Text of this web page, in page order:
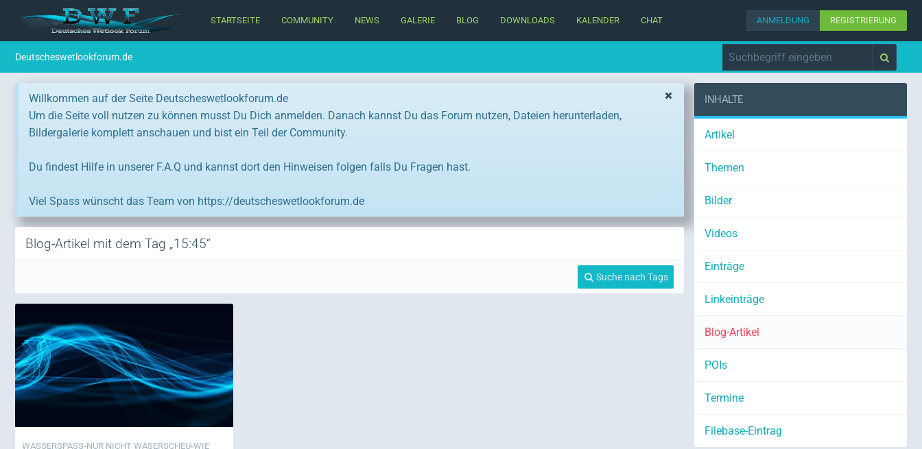
STARTSEITE COMMUNITY NEWS GALERIE BLOG DOWNLOADS KALENDER CHAT ANMELDUNG REGISTRIERUNG
Deutscheswetlookforum.de
Willkommen auf der Seite Deutscheswetlookforum.de
Um die Seite voll nutzen zu können musst Du Dich anmelden. Danach kannst Du das Forum nutzen, Dateien herunterladen,
Bildergalerie komplett anschauen und bist ein Teil der Community.
Du findest Hilfe in unserer F.A.Q und kannst dort den Hinweisen folgen falls Du Fragen hast.
Viel Spass wünscht das Team von https://deutscheswetlookforum.de
Blog-Artikel mit dem Tag „15:45“
Suche nach Tags
WASSERSPASS-NUR NICHT WASERSCHEU-WIE
INHALTE
Artikel
Themen
Bilder
Videos
Einträge
Linkeinträge
Blog-Artikel
POIs
Termine
Filebase-Eintrag